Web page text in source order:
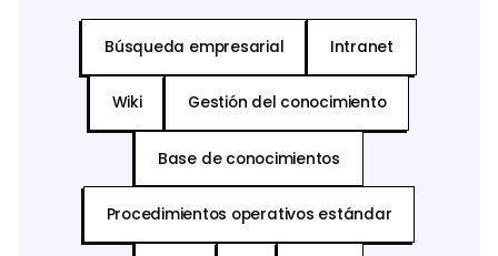
Búsqueda empresarial Intranet
Wiki Gestión del conocimiento
Base de conocimientos
Procedimientos operativos estándar